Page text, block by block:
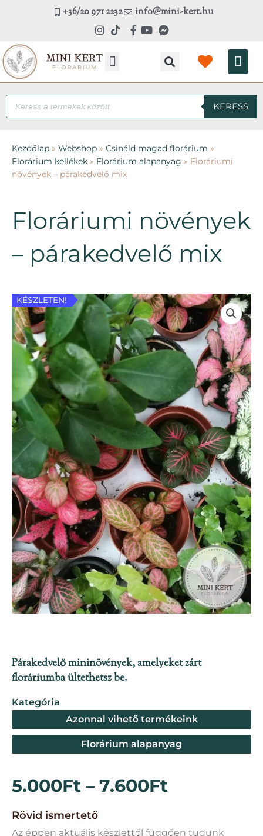
+36/20 971 2232 info@mini-kert.hu
Products
search
KERESS
Kezdőlap » Webshop » Csináld magad florárium »
Florárium kellékek » Florárium alapanyag » Floráriumi
növények – párakedvelő mix
Floráriumi növények
– párakedvelő mix
KÉSZLETEN!
Párakedvelő mininövények, amelyeket zárt
floráriumba ültethetsz be.
Kategória
Azonnal vihető termékeink
Florárium alapanyag
5.000Ft – 7.600Ft
Rövid ismertető
Az éppen aktuális készlettől függően tudunk